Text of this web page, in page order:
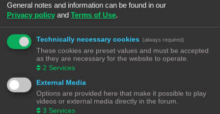
Onthouden
REGISTREER
Om je te kunnen aanmelden, moet je geregistreerd zijn. Registratie neemt
enkele minuten in beslag, maar geeft je extra mogelijkheden. De
forumbeheerder kan ook extra permissies toestaan aan geregistreerde
gebruikers. Lees voor registratie onze gebruiksvoorwaarden en het
bijbehorend beleid. Bekijk ook de regels als je gebruik maakt van het forum.
General notes and information can be found in our
Privacy policy and Terms of Use.
Technically necessary cookies (always required)
These cookies are preset values and must be accepted
as they are necessary for the website to operate.
2 Services
External Media
Options are provided here that make it possible to play
videos or external media directly in the forum.
3 Services